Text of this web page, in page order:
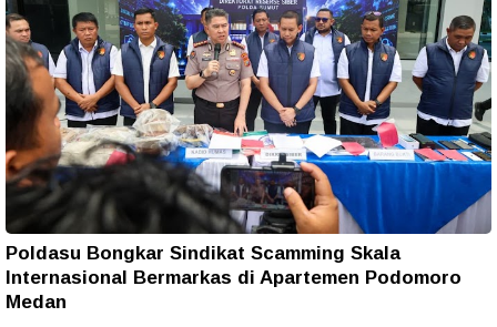
Poldasu Bongkar Sindikat Scamming Skala
Internasional Bermarkas di Apartemen Podomoro
Medan